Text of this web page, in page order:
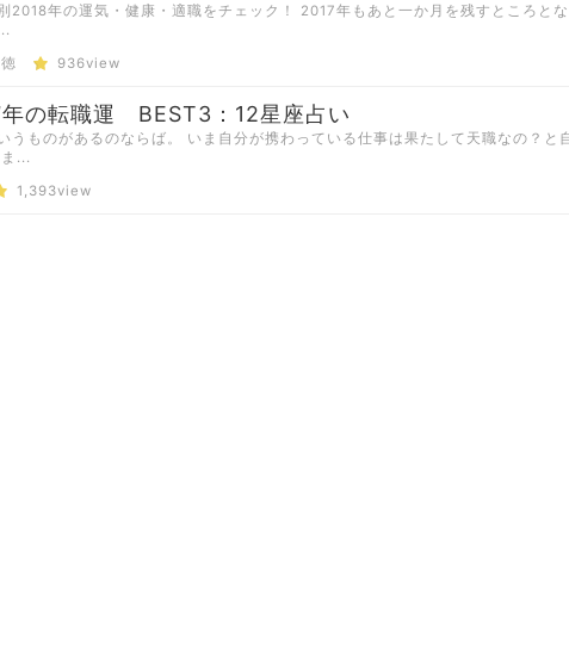
2018年の運気・健康・適職をチェック！ 2017年もあと一か月を残すところと
936view
の転職運 BEST3：12星座占い
うものがあるのならば。 いま自分が携わっている仕事は果たして天職なの？と
...
1,393view